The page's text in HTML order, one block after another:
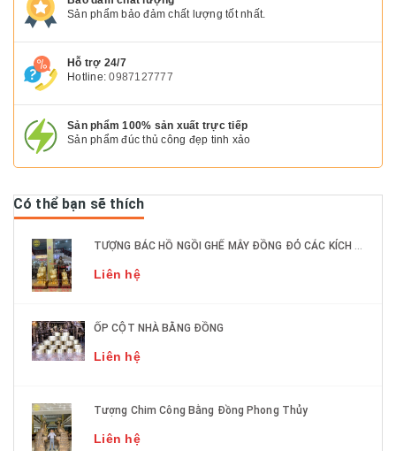
Sản phẩm bảo đảm chất lượng tốt nhất.
Hỗ trợ 24/7
Hotline:0987127777
Sản phẩm 100% sản xuất trực tiếp
Sản phẩm đúc thủ công đẹp tinh xảo
Có thể bạn sẽ thích
TƯỢNG BÁC HỒ NGỒI GHẾ MÂY ĐỒNG ĐỎ CÁC KÍCH THƯỚC DÁT VÀNG 9999
Liên hệ
ỐP CỘT NHÀ BẰNG ĐỒNG
Liên hệ
Tượng Chim Công Bằng Đồng Phong Thủy
Liên hệ